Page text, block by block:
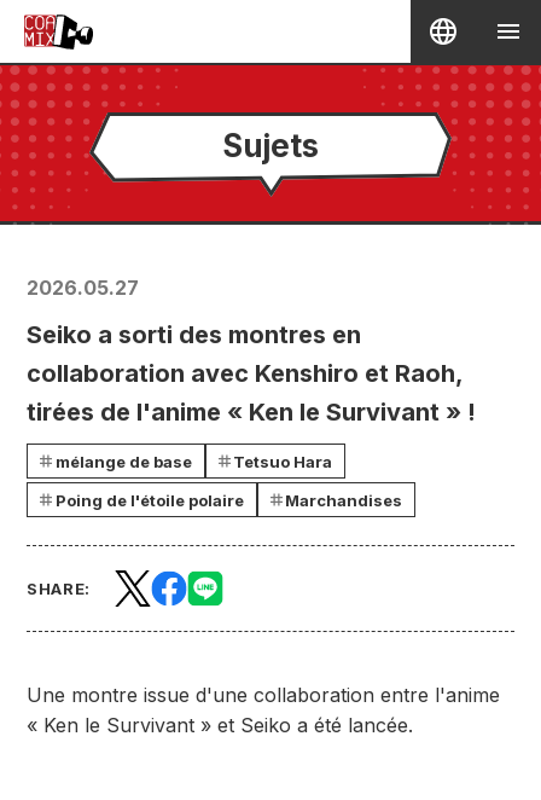
Sujets
2026.05.27
Seiko a sorti des montres en
collaboration avec Kenshiro et Raoh,
tirées de l'anime « Ken le Survivant » !
mélange de base
Tetsuo Hara
Poing de l'étoile polaire
Marchandises
SHARE:
Une montre issue d'une collaboration entre l'anime
« Ken le Survivant » et Seiko a été lancée.